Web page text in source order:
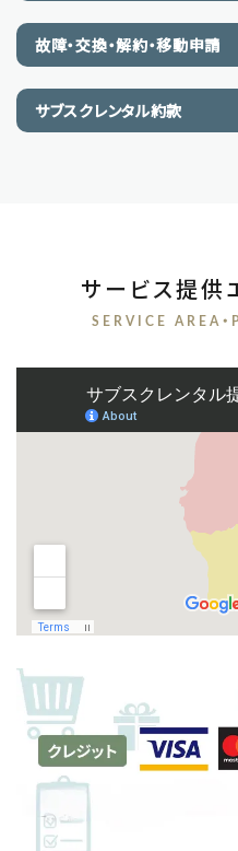
故障・交換・解約・移動申請
サブスクレンタル約款
サービス提供
SERVICE AREA